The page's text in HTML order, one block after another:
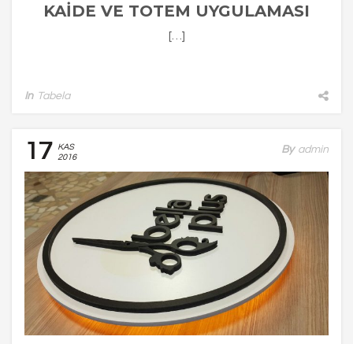
KAIDE VE TOTEM UYGULAMASI
REKLAMLARI
[…]
In Tabela
17
KAS
2016
By Admin